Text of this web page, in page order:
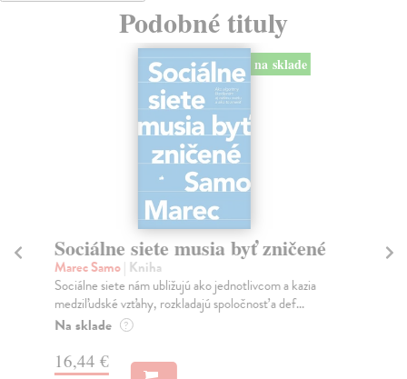
Podobné tituly
na sklade
Sociálne siete musia byť zničené
Marec Samo| Kniha
Sociálne siete nám ubližujú ako jednotlivcom a kazia
medziľudské vzťahy, rozkladajú spoločnosť a def...
Na sklade ?
16,44 €